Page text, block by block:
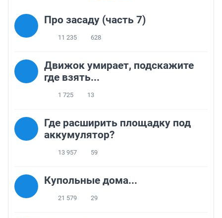
Про засаду (часть 7)
11 235 628
Движок умирает, подскажите
где взять...
1 725 13
Где расширить площадку под
аккумулятор?
13 957 59
Купольные дома...
21 579 29